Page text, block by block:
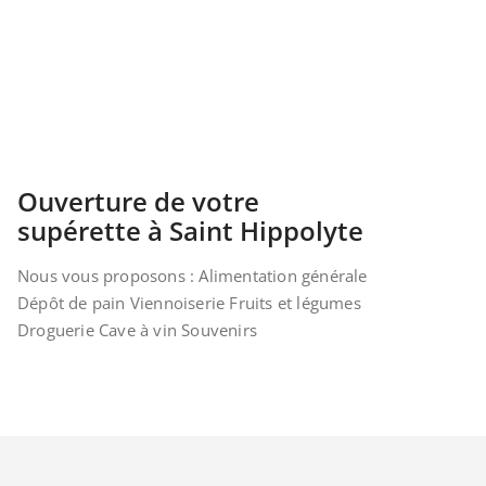
Ouverture de votre
supérette à Saint Hippolyte
Nous vous proposons : Alimentation générale
Dépôt de pain Viennoiserie Fruits et légumes
Droguerie Cave à vin Souvenirs